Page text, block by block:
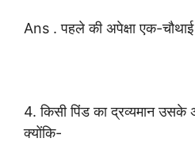
Ans . पहले की अपेक्षा एक-चौथाई
4. किसी पिंड का द्रव्यमान उसके
क्योंकि-